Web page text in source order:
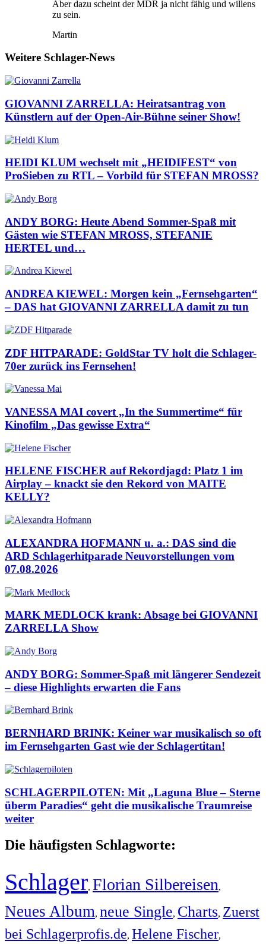
Aber dazu scheint der MDR ja nicht fähig und willens
zu sein.
Martin
Weitere Schlager-News
GIOVANNI ZARRELLA: Heiratsantrag von
Künstlern auf der Open-Air-Bühne seiner Show!
HEIDI KLUM wechselt mit „HEIDIFEST“ von
ProSieben zu RTL – Vorbild für STEFAN MROSS?
ANDY BORG: Heute Abend Sommer-Spaß mit
Gästen wie STEFAN MROSS, STEFANIE
HERTEL und…
ANDREA KIEWEL: Morgen kein „Fernsehgarten“
– DAS hat GIOVANNI ZARRELLA damit zu tun
ZDF HITPARADE: GoldStar TV holt die Schlager-
70er zurück ins Fernsehen!
VANESSA MAI covert „In the Summertime“ für
Kinofilm „Das gewisse Extra“
HELENE FISCHER auf Rekordjagd: Platz 1 im
Airplay – knackt sie den Rekord von MAITE
KELLY?
ALEXANDRA HOFMANN u. a.: DAS sind die
ARD Schlagerhitparade Neuvorstellungen vom
07.08.2026
MARK MEDLOCK krank: Absage bei GIOVANNI
ZARRELLA Show
ANDY BORG: Sommer-Spaß mit längerer Sendezeit
– diese Highlights erwarten die Fans
BERNHARD BRINK: Keiner war musikalisch so oft
im Fernsehgarten Gast wie der Schlagertitan!
SCHLAGERPILOTEN: Mit „Laguna Blue – Sterne
überm Paradies“ geht die musikalische Traumreise
weiter
Die häufigsten Schlagworte:
Schlager, Florian Silbereisen,
Neues Album, neue Single, Charts, Zuerst
bei Schlagerprofis.de, Helene Fischer,